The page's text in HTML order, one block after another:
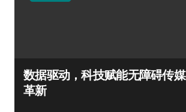
数据驱动，科技赋能无障碍传媒
革新